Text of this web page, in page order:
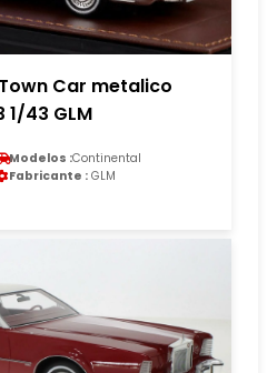
Car metalico
43 GLM
Modelos :Continental
Fabricante : GLM